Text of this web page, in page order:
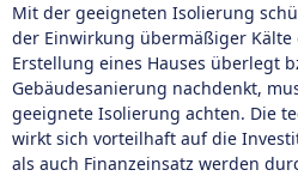
Mit der geeigneten Isolierung
der Einwirkung übermäßiger Kälte
Erstellung eines Hauses überlegt
Gebäudesanierung nachdenkt,
geeignete Isolierung achten. Die
wirkt sich vorteilhaft auf die
als auch Finanzeinsatz werden